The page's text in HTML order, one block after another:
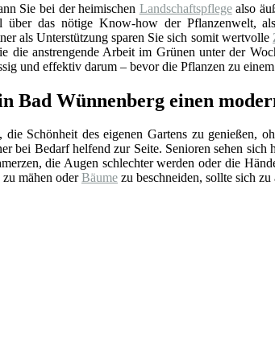
Sie bei der heimischen Landschaftspflegealso
über das nötige Know-how der Pflanzenwelt,
als Unterstützung sparen Sie sich somit wertvolle
die anstrengende Arbeit im Grünen unter der
und effektiv darum – bevor die Pflanzen zu
Bad Wünnenberg einen
Schönheit des eigenen Gartens zu genießen,
bei Bedarf helfend zur Seite. Senioren sehen
die Augen schlechter werden oder die
mähen oderBäume zu beschneiden, sollte sich